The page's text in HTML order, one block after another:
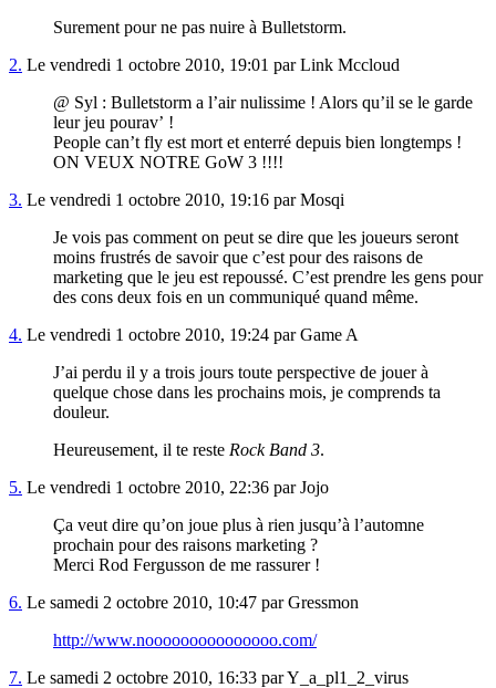
Surement pour ne pas nuire à Bulletstorm.
2. Le vendredi 1 octobre 2010, 19:01 par Link Mccloud
@ Syl : Bulletstorm a l’air nulissime ! Alors qu’il se le garde
leur jeu pourav’ !
People can’t fly est mort et enterré depuis bien longtemps !
ON VEUX NOTRE GoW 3 !!!!
3. Le vendredi 1 octobre 2010, 19:16 par Mosqi
Je vois pas comment on peut se dire que les joueurs seront
moins frustrés de savoir que c’est pour des raisons de
marketing que le jeu est repoussé. C’est prendre les gens pour
des cons deux fois en un communiqué quand même.
4. Le vendredi 1 octobre 2010, 19:24 par Game A
J’ai perdu il y a trois jours toute perspective de jouer à
quelque chose dans les prochains mois, je comprends ta
douleur.
Heureusement, il te reste Rock Band 3.
5. Le vendredi 1 octobre 2010, 22:36 par Jojo
Ça veut dire qu’on joue plus à rien jusqu’à l’automne
prochain pour des raisons marketing ?
Merci Rod Fergusson de me rassurer !
6. Le samedi 2 octobre 2010, 10:47 par Gressmon
http://www.nooooooooooooooo.com/
7. Le samedi 2 octobre 2010, 16:33 par Y_a_pl1_2_virus